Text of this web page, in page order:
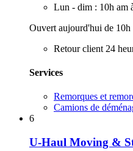
Lun - dim : 10h am
Ouvert aujourd'hui de 10h
Retour client 24
Services
Remorques et
Camions de
6
U-Haul Moving &